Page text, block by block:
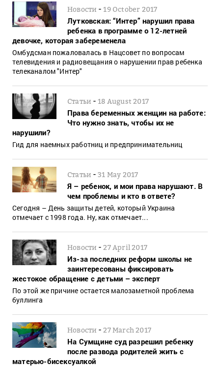
Новости -19 October 2017
Лутковская: “Интер” нарушил права
ребенка в программе о 12-летней
девочке, которая забеременела
Омбудсман пожаловалась в Нацсовет по вопросам
телевидения и радиовещания о нарушении прав ребенка
телеканалом "Интер"
Статьи -18 August 2017
Права беременных женщин на работе:
Что нужно знать, чтобы их не
нарушили?
Гид для наемных работниц и предпринимательниц
Статьи -31 May 2017
Я – ребенок, и мои права нарушают. В
чем проблемы и кто в ответе?
Сегодня – День защиты детей, который Украина
отмечает с 1998 года. Ну, как отмечает...
Новости -27 April 2017
Из-за последних реформ школы не
заинтересованы фиксировать
жестокое обращение с детьми – эксперт
По этой же причине остается малозаметной проблема
буллинга
Новости -27 March 2017
На Сумщине суд разрешил ребенку
после развода родителей жить с
матерью-бисексуалкой